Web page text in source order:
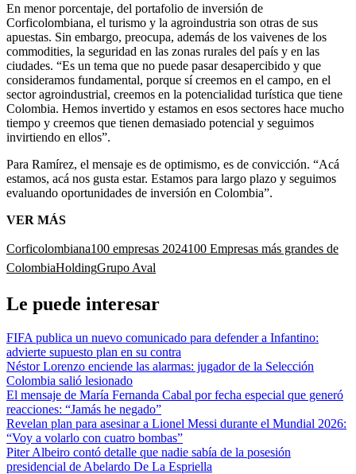
En menor porcentaje, del portafolio de inversión de
Corficolombiana, el turismo y la agroindustria son otras de sus
apuestas. Sin embargo, preocupa, además de los vaivenes de los
commodities, la seguridad en las zonas rurales del país y en las
ciudades. “Es un tema que no puede pasar desapercibido y que
consideramos fundamental, porque sí creemos en el campo, en el
sector agroindustrial, creemos en la potencialidad turística que tiene
Colombia. Hemos invertido y estamos en esos sectores hace mucho
tiempo y creemos que tienen demasiado potencial y seguimos
invirtiendo en ellos”.
Para Ramírez, el mensaje es de optimismo, es de convicción. “Acá
estamos, acá nos gusta estar. Estamos para largo plazo y seguimos
evaluando oportunidades de inversión en Colombia”.
VER MÁS
Corficolombiana100 empresas 2024100 Empresas más grandes de
ColombiaHoldingGrupo Aval
Le puede interesar
FIFA publica un nuevo comunicado para defender a Infantino:
advierte supuesto plan en su contra
Néstor Lorenzo enciende las alarmas: jugador de la Selección
Colombia salió lesionado
El mensaje de María Fernanda Cabal por fecha especial que generó
reacciones: “Jamás he negado”
Revelan plan para asesinar a Lionel Messi durante el Mundial 2026:
“Voy a volarlo con cuatro bombas”
Piter Albeiro contó detalle que nadie sabía de la posesión
presidencial de Abelardo De La Espriella